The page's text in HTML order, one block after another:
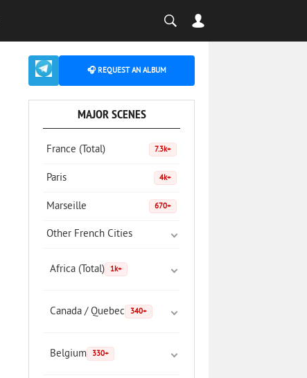
🎧 REQUEST AN ALBUM
MAJOR SCENES
France (Total) 7.3k+
Paris 4k+
Marseille 670+
Other French Cities
Africa (Total) 1k+
Canada / Quebec 340+
Belgium 330+